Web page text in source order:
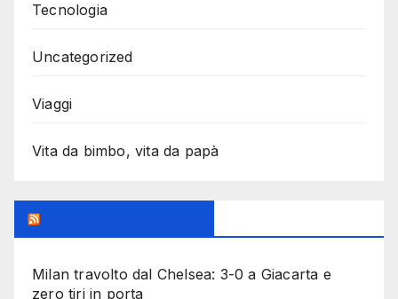
Tecnologia
Uncategorized
Viaggi
Vita da bimbo, vita da papà
Milan travolto dal Chelsea: 3-0 a Giacarta e
zero tiri in porta